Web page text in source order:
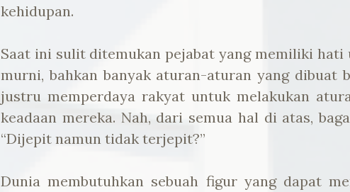
kehidupan.
Saat ini sulit ditemukan pejabat yang memiliki hati
murni, bahkan banyak aturan-aturan yang dibuat
justru memperdaya rakyat untuk melakukan
keadaan mereka. Nah, dari semua hal di atas,
“Dijepit namun tidak terjepit?”
Dunia membutuhkan sebuah figur yang dapat